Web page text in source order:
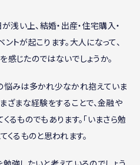
浅い上、結婚・出産・住宅購入・
トが起こります。大人になって、
じたのではないでしょうか。
悩みは多かれ少なかれ抱えていま
ざまな経験をすることで、金融や
るものでもあります。「いまさら勉
くるものと思われます。